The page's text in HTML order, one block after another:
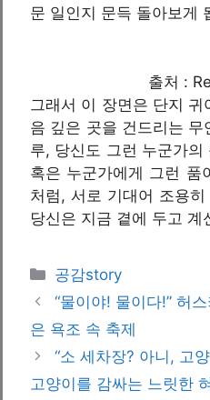
문 일인지 문득 돌아보게
출처 :
그래서 이 장면은 단지
음 깊은 곳을 건드리는
루, 당신도 그런 누군가
혹은 누군가에게 그런 품
처럼, 서로 기대어 조용
당신은 지금 곁에 두고 계
카
테
리
공감story
“물이야! 물이다!” 허
은 욕조 속 축제
“소 세차장? 아니, 고
고양이를 감싸는 느릿한